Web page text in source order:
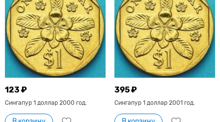
123 ₽
Сингапур 1 доллар 2000 год.
395 ₽
Сингапур 1 доллар 2001 год.